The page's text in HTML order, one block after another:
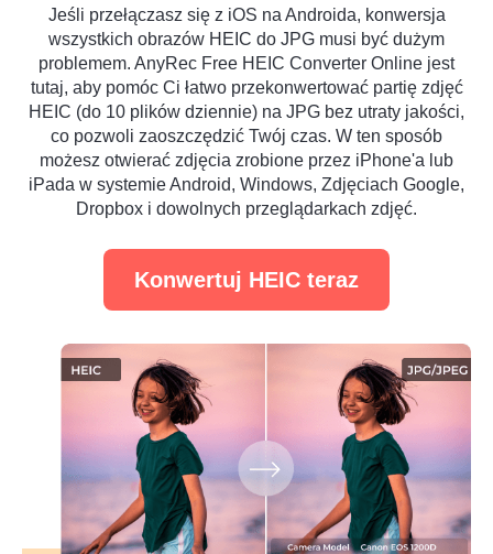
Jeśli przełączasz się z iOS na Androida, konwersja
wszystkich obrazów HEIC do JPG musi być dużym
problemem. AnyRec Free HEIC Converter Online jest
tutaj, aby pomóc Ci łatwo przekonwertować partię zdjęć
HEIC (do 10 plików dziennie) na JPG bez utraty jakości,
co pozwoli zaoszczędzić Twój czas. W ten sposób
możesz otwierać zdjęcia zrobione przez iPhone'a lub
iPada w systemie Android, Windows, Zdjęciach Google,
Dropbox i dowolnych przeglądarkach zdjęć.
Konwertuj HEIC teraz